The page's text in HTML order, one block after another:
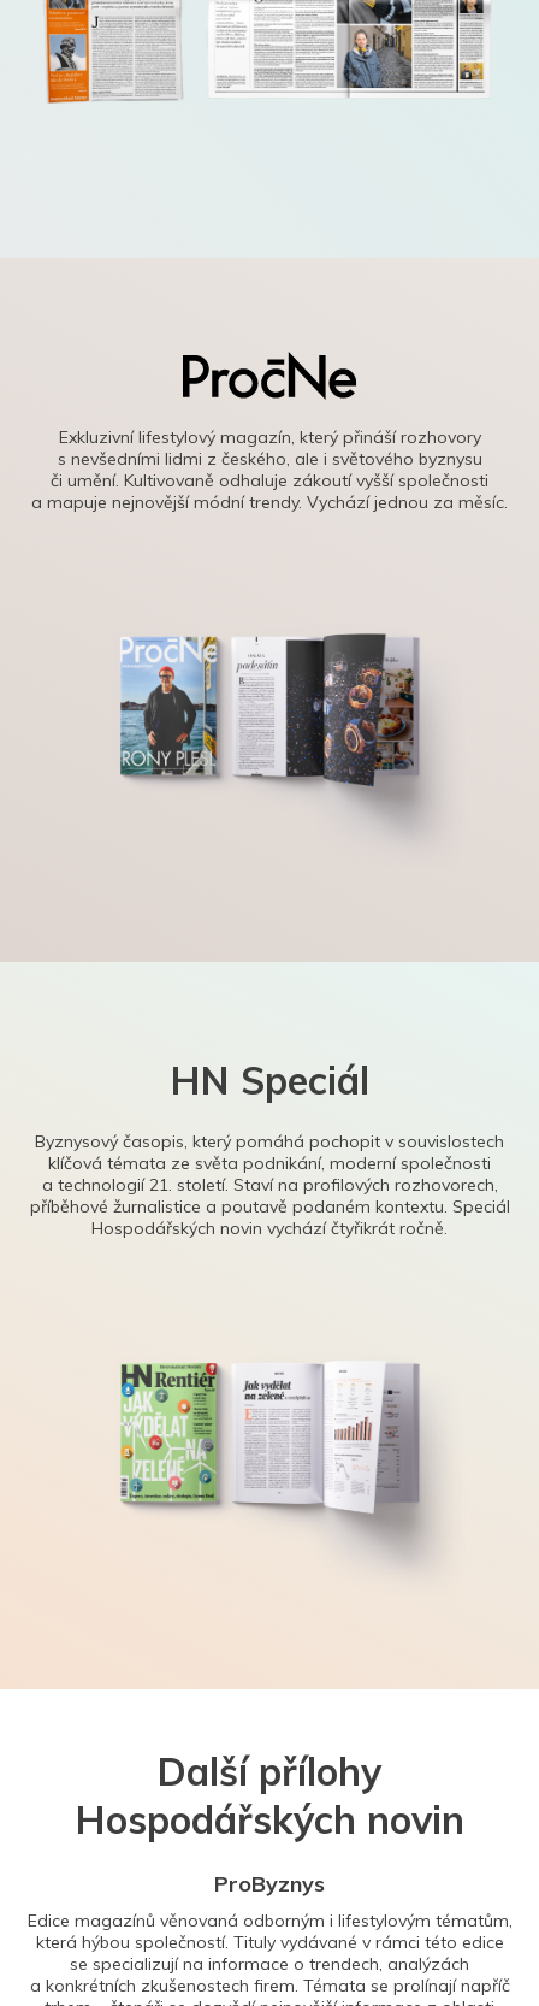
Exkluzivní lifestylový magazín, který přináší rozhovory
s nevšedními lidmi z českého, ale i světového byznysu
či umění. Kultivovaně odhaluje zákoutí vyšší společnosti
a mapuje nejnovější módní trendy. Vychází jednou za měsíc.
HN Speciál
Byznysový časopis, který pomáhá pochopit v souvislostech
klíčová témata ze světa podnikání, moderní společnosti
a technologií 21. století. Staví na profilových rozhovorech,
příběhové žurnalistice a poutavě podaném kontextu. Speciál
Hospodářských novin vychází čtyřikrát ročně.
Další přílohy
Hospodářských novin
ProByznys
Edice magazínů věnovaná odborným i lifestylovým tématům,
která hýbou společností. Tituly vydávané v rámci této edice
se specializují na informace o trendech, analýzách
a konkrétních zkušenostech firem. Témata se prolínají napříč